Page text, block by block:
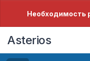
Необходимость
Asterios